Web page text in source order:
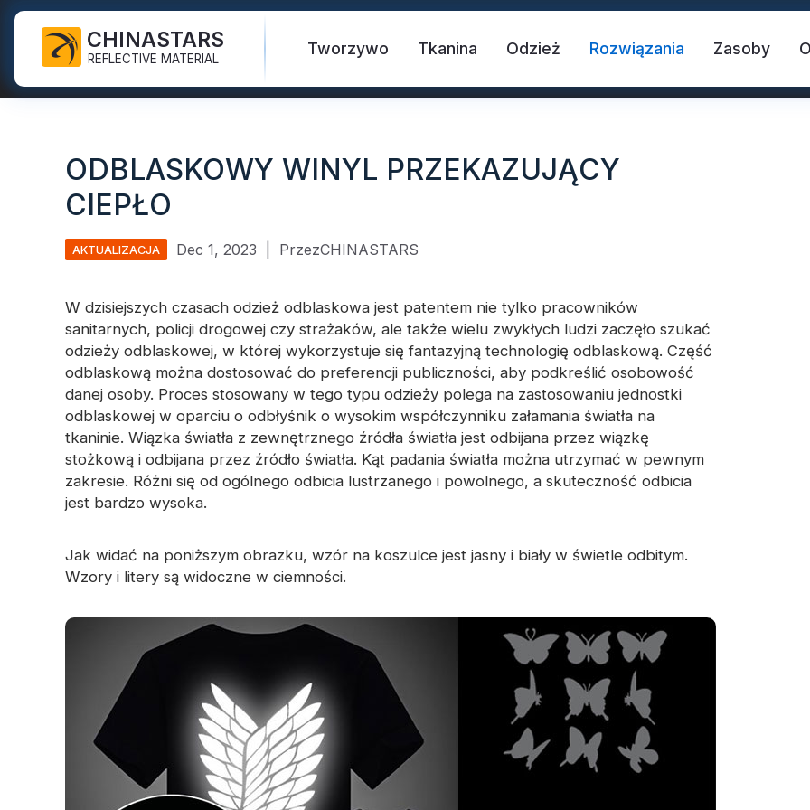
CHINASTARS
REFLECTIVE MATERIAL
Tworzywo
środków ochrony
indywidualnej
Taśma do prania
Winyl termotransferowy i
logo
Odblaskowa wstążka
Odblaskowe lamówki
Odblaskowa przędza
Taśma pryzmatyczna
materiału świecącego w
Tkanina
Tęczowa tkanina odblaskowa
Odblaskowa tkanina
Kolorowa tkanina
odblaskowa
Gradientowa tkanina
odblaskowa
Perforowana tkanina
odblaskowa
Odzież
Witam kurtki Vis
Spodnie ochronne
Bezpieczny płaszcz
Koszule i bluzy ochronne
Kombinezony ochronne
Rozwiązania
Nowe Produkty
Wideo
li>
Zasoby
Katalog
Międzynarodowe standardy
O
Szybkie linki: Odblaskowa tkanina Kamizelka bezpieczeństwa
Materiał odblaskowy Odblaskowy winyl termotransferowy
Tęczowa tkanina odblaskowa
ODBLASKOWY WINYL PRZEKAZUJĄCY
CIEPŁO
AKTUALIZACJA Dec 1, 2023 PrzezCHINASTARS
W dzisiejszych czasach odzież odblaskowa jest patentem nie tylko pracowników
sanitarnych, policji drogowej czy strażaków, ale także wielu zwykłych ludzi zaczęło szukać
odzieży odblaskowej, w której wykorzystuje się fantazyjną technologię odblaskową. Część
odblaskową można dostosować do preferencji publiczności, aby podkreślić osobowość
danej osoby. Proces stosowany w tego typu odzieży polega na zastosowaniu jednostki
odblaskowej w oparciu o odbłyśnik o wysokim współczynniku załamania światła na
tkaninie. Wiązka światła z zewnętrznego źródła światła jest odbijana przez wiązkę
stożkową i odbijana przez źródło światła. Kąt padania światła można utrzymać w pewnym
zakresie. Różni się od ogólnego odbicia lustrzanego i powolnego, a skuteczność odbicia
jest bardzo wysoka.
Jak widać na poniższym obrazku, wzór na koszulce jest jasny i biały w świetle odbitym.
Wzory i litery są widoczne w ciemności.